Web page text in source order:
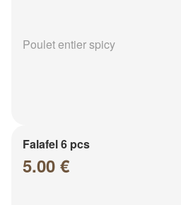
Poulet entier spicy
Falafel 6 pcs
5.00 €